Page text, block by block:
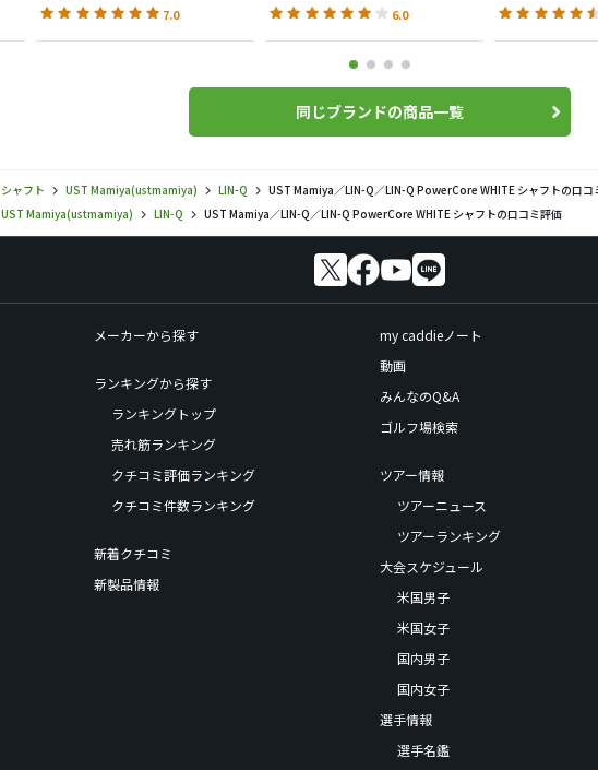
7.0 6.0
同じブランドの商品一覧
シャフト UST Mamiya(ustmamiya) LIN-Q
UST Mamiya／LIN-Q／LIN-Q PowerCore WHITE シャフトの口コ
UST Mamiya(ustmamiya) LIN-Q UST Mamiya／LIN-Q／LIN-Q PowerCore WHITE シャフトの口コミ評価
メーカーから探す
ランキングから探す
ランキングトップ
売れ筋ランキング
クチコミ評価ランキング
クチコミ件数ランキング
新着クチコミ
新製品情報
my caddieノート
動画
みんなのQ&A
ゴルフ場検索
ツアー情報
ツアーニュース
ツアーランキング
大会スケジュール
米国男子
米国女子
国内男子
国内女子
選手情報
選手名鑑